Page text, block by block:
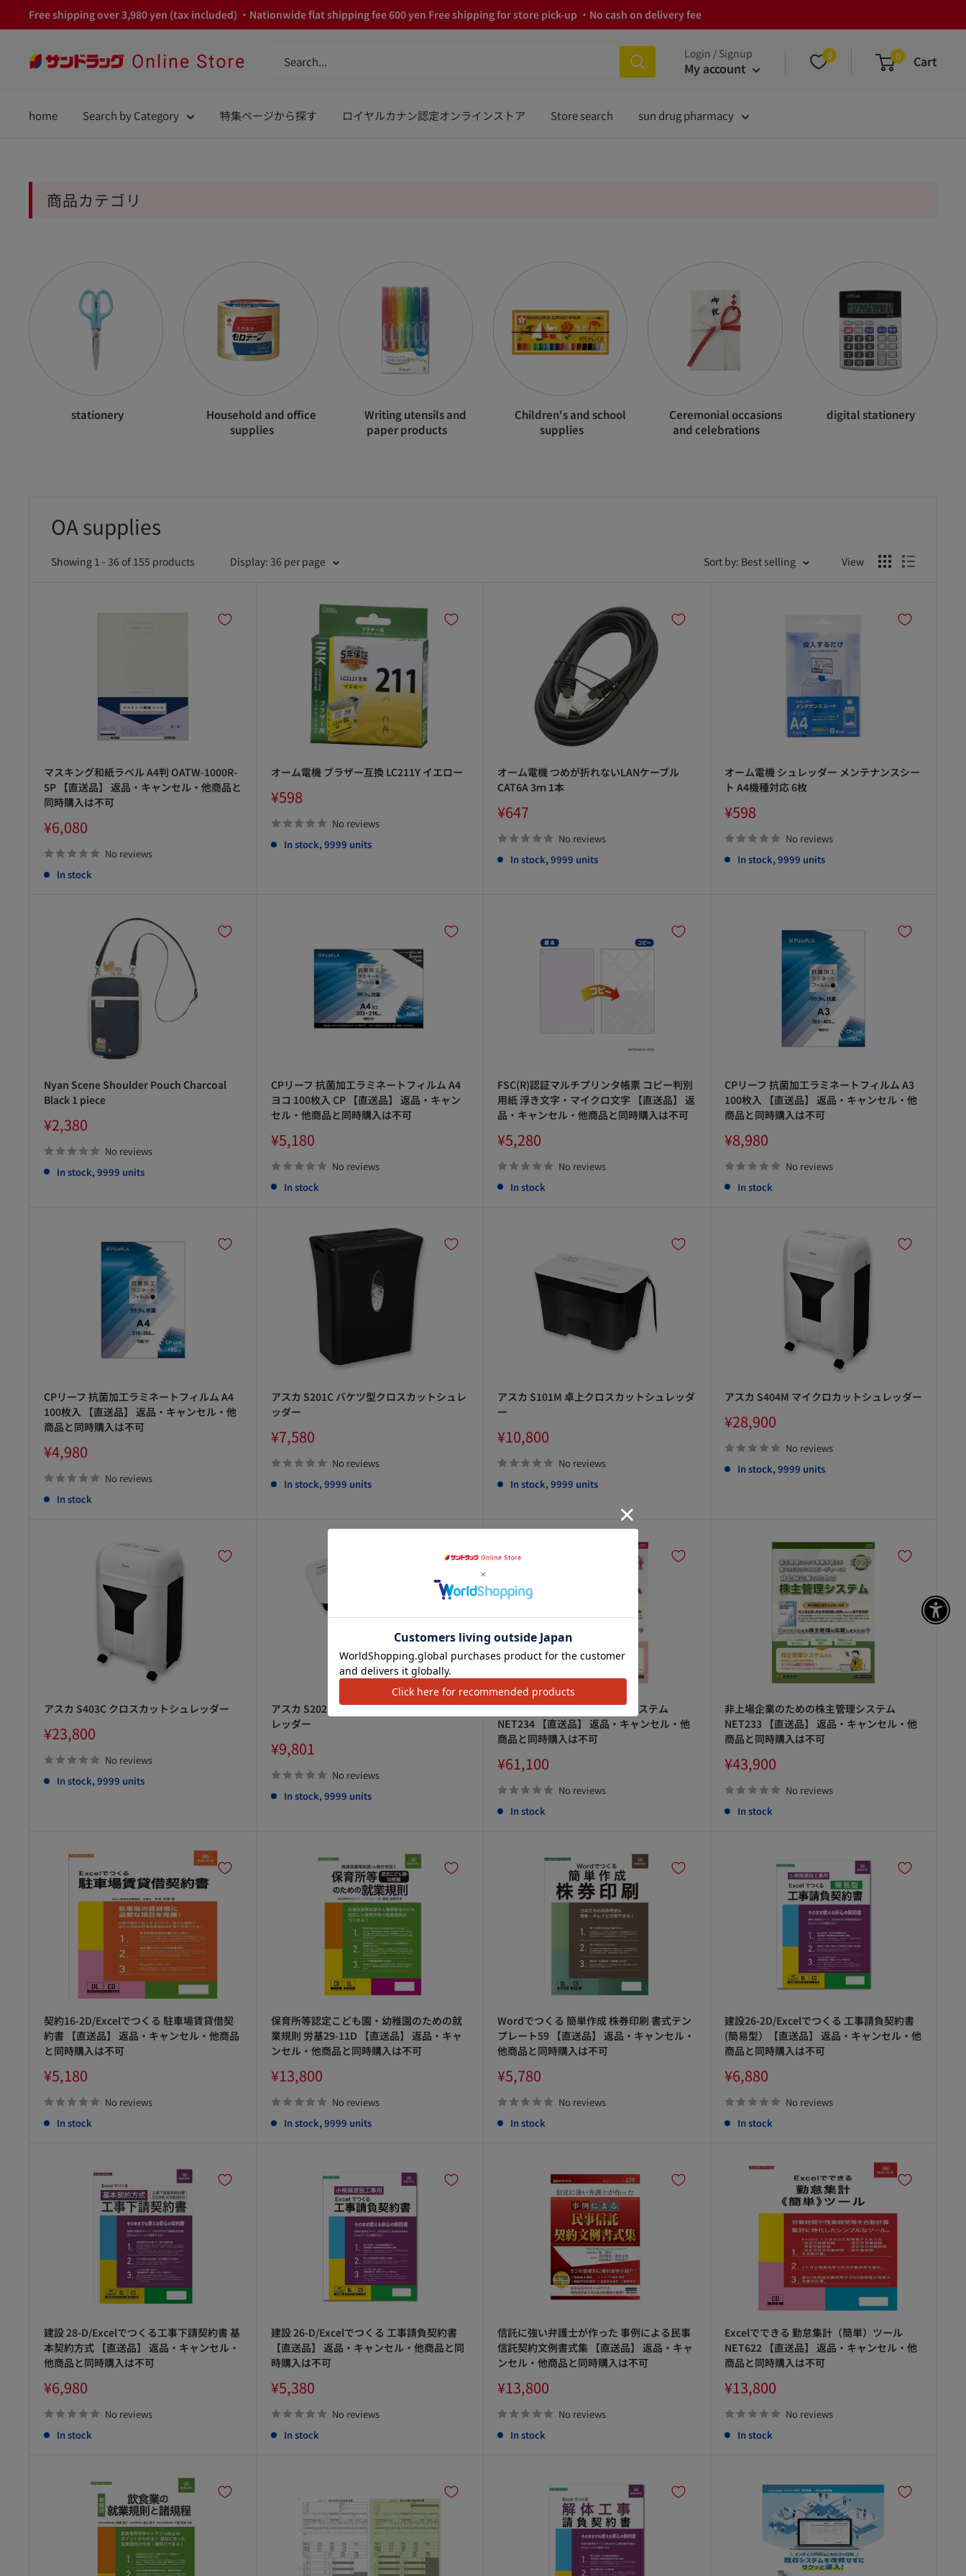
to
Free shipping over 3,980 yen (tax included) ・Nationwide flat shipping fee 600 yen Free shipping for store pick-up ・No cash on delivery fee
サ
ラ
Online
Store
Login / Signup
My account
0 0 Cart
home Search by Category 特集ページから探す ロイヤルカナン認定オンラインストア Store search sun drug pharmacy
商品カテゴリ
stationery
Household and office
supplies
Writing utensils and
paper products
Children's and school
supplies
Ceremonial occasions
and celebrations
digital stationery
OA supplies
Showing 1 - 36 of 155 products Display: 36 per page Sort by: Best selling View
マスキング和紙ラベル A4判 OATW-1000R-
5P 【直送品】 返品・キャンセル・他商品と
同時購入は不可
Sale
price
¥6,080
No reviews
In stock
オーム電機 ブラザー互換 LC211Y イエロー
Sale
price
¥598
No reviews
In stock, 9999 units
オーム電機 つめが折れないLANケーブル
CAT6A 3ｍ 1本
Sale
price
¥647
No reviews
In stock, 9999 units
オーム電機 シュレッダー メンテナンスシー
ト A4機種対応 6枚
Sale
price
¥598
No reviews
In stock, 9999 units
Nyan Scene Shoulder Pouch Charcoal
Black 1 piece
Sale
price
¥2,380
No reviews
In stock, 9999 units
CPリーフ 抗菌加工ラミネートフィルム A4
ヨコ 100枚入 CP 【直送品】 返品・キャン
セル・他商品と同時購入は不可
Sale
price
¥5,180
No reviews
In stock
FSC(R)認証マルチプリンタ帳票 コピー判別
用紙 浮き文字・マイクロ文字 【直送品】 返
品・キャンセル・他商品と同時購入は不可
Sale
price
¥5,280
No reviews
In stock
CPリーフ 抗菌加工ラミネートフィルム A3
100枚入 【直送品】 返品・キャンセル・他
商品と同時購入は不可
Sale
price
¥8,980
No reviews
In stock
CPリーフ 抗菌加工ラミネートフィルム A4
100枚入 【直送品】 返品・キャンセル・他
商品と同時購入は不可
Sale
price
¥4,980
No reviews
In stock
アスカ S201C バケツ型クロスカットシュレ
ッダー
Sale
price
¥7,580
No reviews
In stock, 9999 units
アスカ S101M 卓上クロスカットシュレッダ
ー
Sale
price
¥10,800
No reviews
In stock, 9999 units
アスカ S404M マイクロカットシュレッダー
Sale
price
¥28,900
No reviews
In stock, 9999 units
アスカ S403C クロスカットシュレッダー
Sale
price
¥23,800
No reviews
In stock, 9999 units
アスカ S202M バケツ型マイクロカットシュ
レッダー
Sale
price
¥9,801
No reviews
In stock, 9999 units
非上場企業のための株主管理システム
NET234 【直送品】 返品・キャンセル・他
商品と同時購入は不可
Sale
price
¥61,100
No reviews
In stock
非上場企業のための株主管理システム
NET233 【直送品】 返品・キャンセル・他
商品と同時購入は不可
Sale
price
¥43,900
No reviews
In stock
契約16-2D/Excelでつくる 駐車場賃貸借契
約書 【直送品】 返品・キャンセル・他商品
と同時購入は不可
Sale
price
¥5,180
No reviews
In stock
保育所等認定こども園・幼稚園のための就
業規則 労基29-11D 【直送品】 返品・キャ
ンセル・他商品と同時購入は不可
Sale
price
¥13,800
No reviews
In stock, 9999 units
Wordでつくる 簡単作成 株券印刷 書式テン
プレート59 【直送品】 返品・キャンセル・
他商品と同時購入は不可
Sale
price
¥5,780
No reviews
In stock
建設26-2D/Excelでつくる 工事請負契約書
(簡易型）【直送品】 返品・キャンセル・他
商品と同時購入は不可
Sale
price
¥6,880
No reviews
In stock
建設 28-D/Excelでつくる工事下請契約書 基
本契約方式 【直送品】 返品・キャンセル・
他商品と同時購入は不可
Sale
price
¥6,980
No reviews
In stock
建設 26-D/Excelでつくる 工事請負契約書
【直送品】 返品・キャンセル・他商品と同
時購入は不可
Sale
price
¥5,380
No reviews
In stock
信託に強い弁護士が作った 事例による民事
信託契約文例書式集 【直送品】 返品・キャ
ンセル・他商品と同時購入は不可
Sale
price
¥13,800
No reviews
In stock
Excelでできる 勤怠集計（簡単）ツール
NET622 【直送品】 返品・キャンセル・他
商品と同時購入は不可
Sale
price
¥13,800
No reviews
In stock
アク